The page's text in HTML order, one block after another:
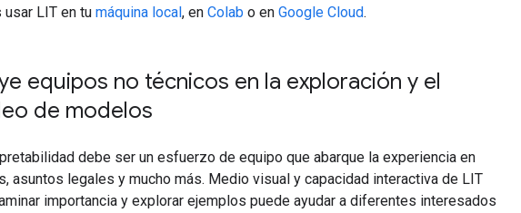
usar LIT en tu máquina local, en Colab o en Google Cloud.
equipos no técnicos en la exploración y el
de modelos
debe ser un esfuerzo de equipo que abarque la experiencia en
asuntos legales y mucho más. Medio visual y capacidad interactiva de LIT
importancia y explorar ejemplos puede ayudar a diferentes interesados